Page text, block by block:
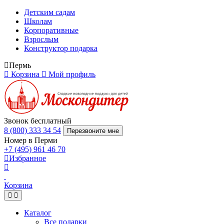
Детским садам
Школам
Корпоративные
Взрослым
Конструктор подарка
Пермь
Корзина
Мой профиль
Звонок бесплатный
8 (800) 333 34 54
Перезвоните мне
Номер в Перми
+7 (495) 961 46 70
Избранное
Корзина
Каталог
Все подарки